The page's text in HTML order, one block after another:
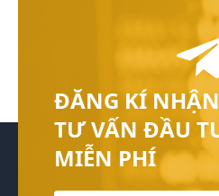
ĐĂNG KÍ
TƯ VẤN ĐẦU
MIỄN PHÍ